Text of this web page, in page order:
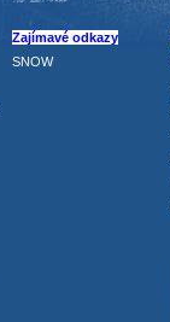
Zajímavé odkazy
SNOW